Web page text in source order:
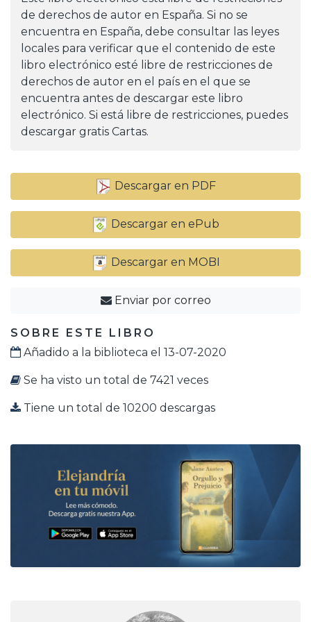
de derechos de autor en España. Si no se
encuentra en España, debe consultar las leyes
locales para verificar que el contenido de este
libro electrónico esté libre de restricciones de
derechos de autor en el país en el que se
encuentra antes de descargar este libro
electrónico. Si está libre de restricciones, puedes
descargar gratis Cartas.
Descargar en PDF
Descargar en ePub
Descargar en MOBI
Enviar por correo
SOBRE ESTE LIBRO
Añadido a la biblioteca el 13-07-2020
Se ha visto un total de 7421 veces
Tiene un total de 10200 descargas